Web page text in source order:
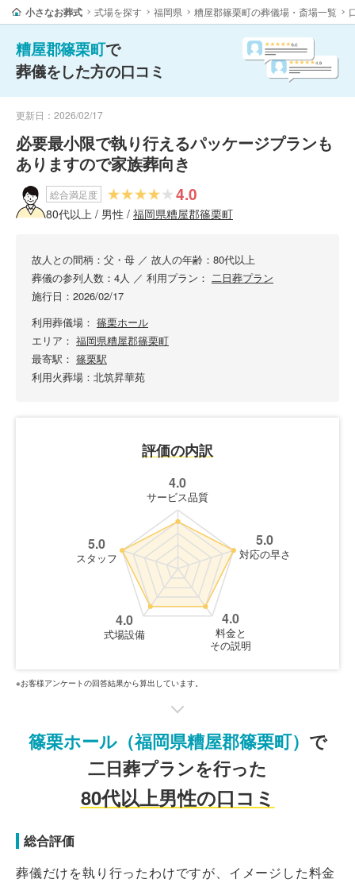
小さなお葬式 式場を探す 福岡県 糟屋郡篠栗町の葬儀場・斎場一覧
糟屋郡篠栗町で
葬儀をした方の口コミ
更新日：2026/02/17
必要最小限で執り行えるパッケージプランも
ありますので家族葬向き
総合満足度 4.0
80代以上 / 男性 / 福岡県糟屋郡篠栗町
故人との間柄：父・母 ／ 故人の年齢：80代以上
葬儀の参列人数：4人 ／ 利用プラン： 二日葬プラン
施行日：2026/02/17
利用葬儀場： 篠栗ホール
エリア： 福岡県糟屋郡篠栗町
最寄駅： 篠栗駅
利用火葬場：北筑昇華苑
評価の内訳
4.0
サービス品質
5.0
対応の早さ
4.0
料金と
その説明
4.0
式場設備
5.0
スタッフ
※お客様アンケートの回答結果から算出しています。
篠栗ホール（福岡県糟屋郡篠栗町） で
二日葬プランを行った
80代以上男性の口コミ
総合評価
葬儀だけを執り行ったわけですが、イメージした料金